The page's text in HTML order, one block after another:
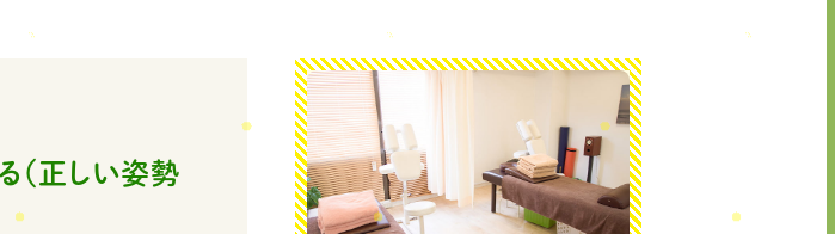
（正しい姿勢